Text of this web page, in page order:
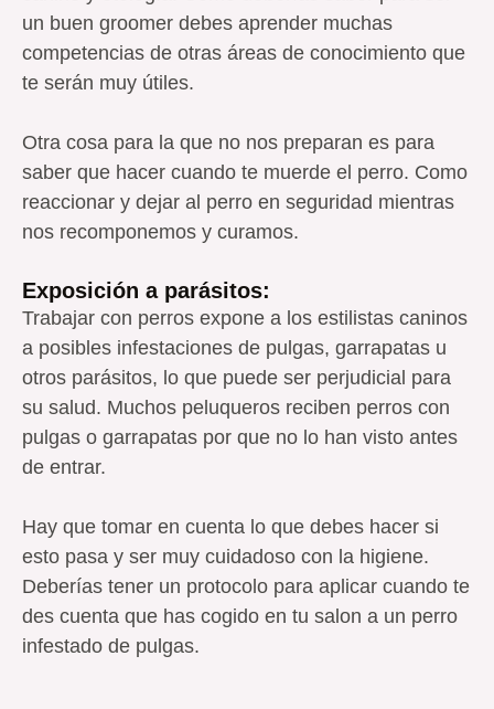
un buen groomer debes aprender muchas
competencias de otras áreas de conocimiento que
te serán muy útiles.
Otra cosa para la que no nos preparan es para
saber que hacer cuando te muerde el perro. Como
reaccionar y dejar al perro en seguridad mientras
nos recomponemos y curamos.
Exposición a parásitos:
Trabajar con perros expone a los estilistas caninos
a posibles infestaciones de pulgas, garrapatas u
otros parásitos, lo que puede ser perjudicial para
su salud. Muchos peluqueros reciben perros con
pulgas o garrapatas por que no lo han visto antes
de entrar.
Hay que tomar en cuenta lo que debes hacer si
esto pasa y ser muy cuidadoso con la higiene.
Deberías tener un protocolo para aplicar cuando te
des cuenta que has cogido en tu salon a un perro
infestado de pulgas.